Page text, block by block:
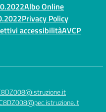
Albo Online
Privacy Policy
accessibilitàAVCP